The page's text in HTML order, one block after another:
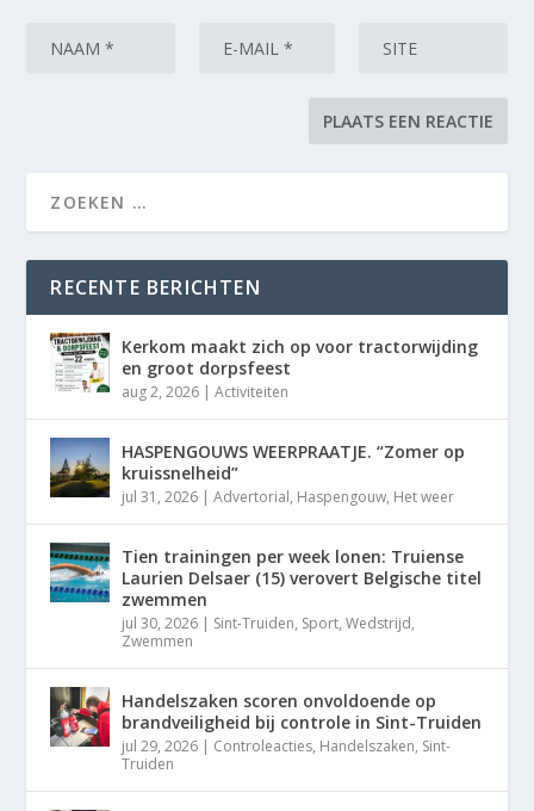
RECENTE BERICHTEN
Kerkom maakt zich op voor tractorwijding
en groot dorpsfeest
aug 2, 2026 |Activiteiten
HASPENGOUWS WEERPRAATJE. “Zomer op
kruissnelheid”
jul 31, 2026 |Advertorial, Haspengouw, Het weer
Tien trainingen per week lonen: Truiense
Laurien Delsaer (15) verovert Belgische titel
zwemmen
jul 30, 2026 | Sint-Truiden, Sport,Wedstrijd,
Zwemmen
Handelszaken scoren onvoldoende op
brandveiligheid bij controle in Sint-Truiden
jul 29, 2026 | Controleacties, Handelszaken, Sint-
Truiden